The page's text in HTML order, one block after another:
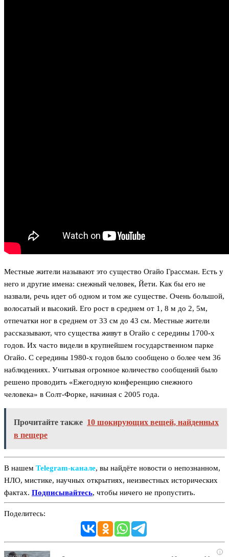
Местные жители называют это существо Огайо Грассман. Есть у
него и другие имена: снежный человек, Йети. Как бы его не
назвали, речь идет об одном и том же существе. Очень большой,
волосатый и высокий. Его рост в среднем от 1, 8 м до 2, 5м,
отпечатки ног в среднем от 33 см до 43 см. Местные жители
рассказывают, что существа живут в Огайо с середины 1700-х
годов. Их часто видели в крупнейшем государственном парке
Огайо. С середины 1980-х годов было сообщено о более чем 36
наблюдениях. Учитывая огромное количество сообщений было
решено проводить «Ежегодную конференцию снежного
человека» в Солт-Форке, начиная с 2005 года.
Прочитайте также 10 шокирующих вещей, найденных
в пещере
В нашем Telegram‑канале, вы найдёте новости о непознанном,
НЛО, мистике, научных открытиях, неизвестных исторических
фактах. Подписывайтесь, чтобы ничего не пропустить.
Поделитесь:
i